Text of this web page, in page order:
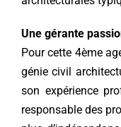
Une gérante
Pour cette 4ème
génie civil
son expérience
responsable des